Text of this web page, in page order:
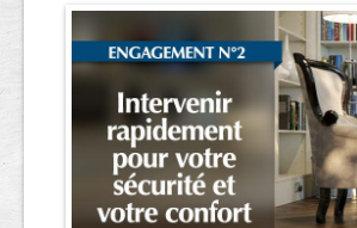
Contact et devis